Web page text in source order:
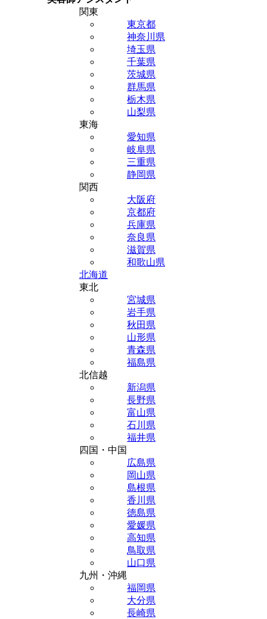
関東
東京都
神奈川県
埼玉県
千葉県
茨城県
群馬県
栃木県
山梨県
東海
愛知県
岐阜県
三重県
静岡県
関西
大阪府
京都府
兵庫県
奈良県
滋賀県
和歌山県
北海道
東北
宮城県
岩手県
秋田県
山形県
青森県
福島県
北信越
新潟県
長野県
富山県
石川県
福井県
四国・中国
広島県
岡山県
島根県
香川県
徳島県
愛媛県
高知県
鳥取県
山口県
九州・沖縄
福岡県
大分県
長崎県